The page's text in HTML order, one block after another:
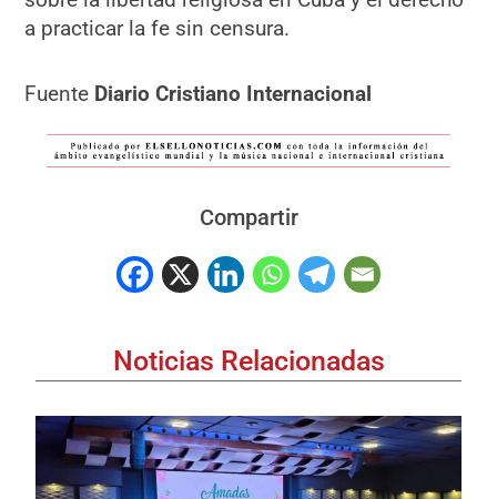
a practicar la fe sin censura.
Fuente Diario Cristiano Internacional
Compartir
Noticias Relacionadas